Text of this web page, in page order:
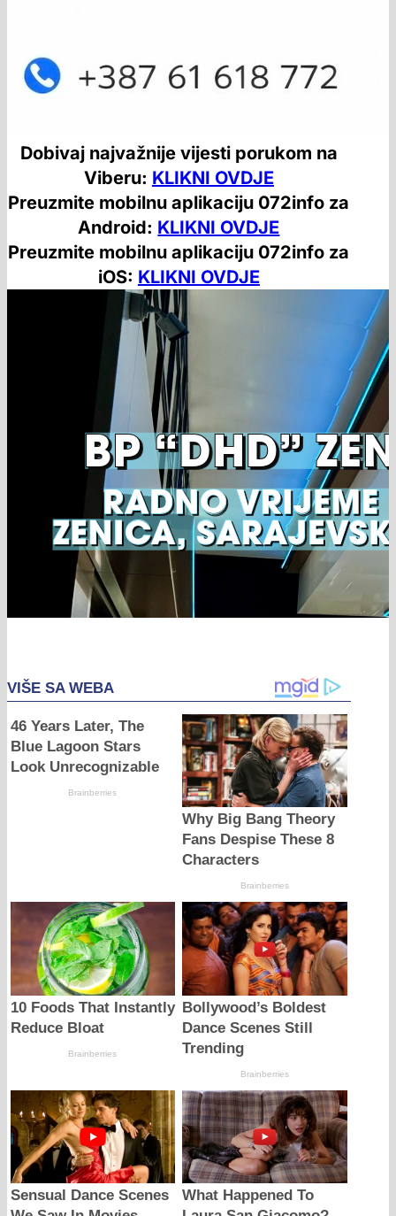
Dobivaj najvažnije vijesti porukom na
Viberu: KLIKNI OVDJE
Preuzmite mobilnu aplikaciju 072info za
Android: KLIKNI OVDJE
Preuzmite mobilnu aplikaciju 072info za
iOS: KLIKNI OVDJE